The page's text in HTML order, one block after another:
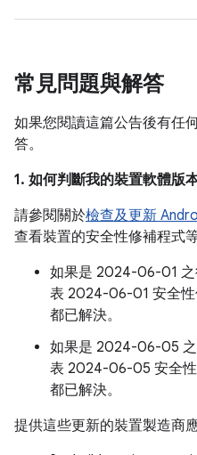
常見問題與解答
如果您閱讀這篇公告後有任
答。
1. 如何判斷我的裝置軟體版
請參閱關於檢查及更新
查看裝置的安全性修補程式等
如果是 2024-06-01
表 2024-06-01 安全性
都已解決。
如果是 2024-06-05
表 2024-06-05 安全
都已解決。
提供這些更新的裝置製造商